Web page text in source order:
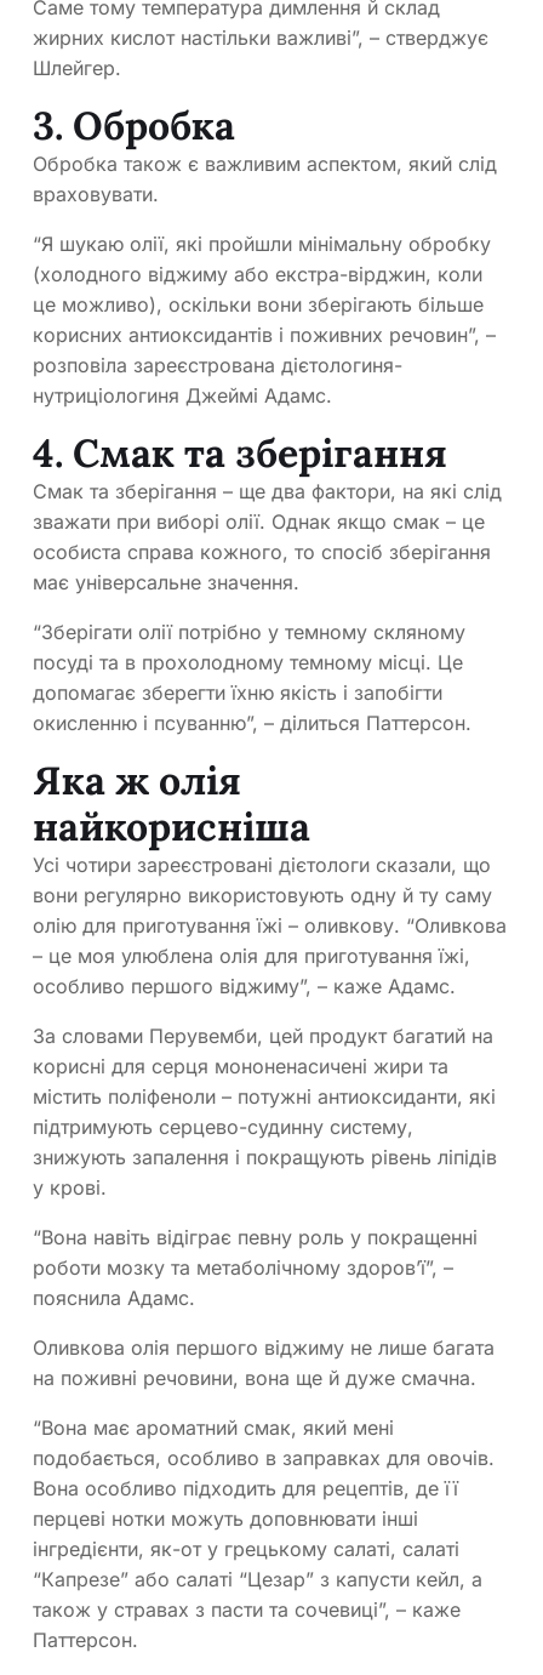
Саме тому температура димлення й склад
жирних кислот настільки важливі”, – стверджує
Шлейгер.
3. Обробка
Обробка також є важливим аспектом, який слід
враховувати.
“Я шукаю олії, які пройшли мінімальну обробку
(холодного віджиму або екстра-вірджин, коли
це можливо), оскільки вони зберігають більше
корисних антиоксидантів і поживних речовин”, –
розповіла зареєстрована дієтологиня-
нутриціологиня Джеймі Адамс.
4. Смак та зберігання
Смак та зберігання – ще два фактори, на які слід
зважати при виборі олії. Однак якщо смак – це
особиста справа кожного, то спосіб зберігання
має універсальне значення.
“Зберігати олії потрібно у темному скляному
посуді та в прохолодному темному місці. Це
допомагає зберегти їхню якість і запобігти
окисленню і псуванню”, – ділиться Паттерсон.
Яка ж олія
найкорисніша
Усі чотири зареєстровані дієтологи сказали, що
вони регулярно використовують одну й ту саму
олію для приготування їжі – оливкову. “Оливкова
– це моя улюблена олія для приготування їжі,
особливо першого віджиму”, – каже Адамс.
За словами Перувемби, цей продукт багатий на
корисні для серця мононенасичені жири та
містить поліфеноли – потужні антиоксиданти, які
підтримують серцево-судинну систему,
знижують запалення і покращують рівень ліпідів
у крові.
“Вона навіть відіграє певну роль у покращенні
роботи мозку та метаболічному здоров’ї”, –
пояснила Адамс.
Оливкова олія першого віджиму не лише багата
на поживні речовини, вона ще й дуже смачна.
“Вона має ароматний смак, який мені
подобається, особливо в заправках для овочів.
Вона особливо підходить для рецептів, де її
перцеві нотки можуть доповнювати інші
інгредієнти, як-от у грецькому салаті, салаті
“Капрезе” або салаті “Цезар” з капусти кейл, а
також у стравах з пасти та сочевиці”, – каже
Паттерсон.